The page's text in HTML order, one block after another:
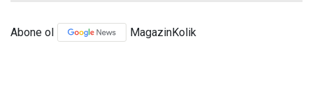
Abone ol MagazinKolik